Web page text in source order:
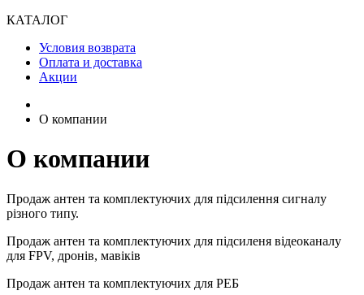
КАТАЛОГ
Условия возврата
Оплата и доставка
Акции
О компании
О компании
Продаж антен та комплектуючих для підсилення сигналу
різного типу.
Продаж антен та комплектуючих для підсиленя відеоканалу
для FPV, дронів, мавіків
Продаж антен та комплектуючих для РЕБ